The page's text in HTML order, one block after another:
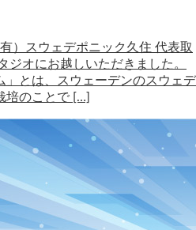
）スウェデポニック久住 代表取
ジオにお越しいただきました。
」とは、スウェーデンのスウェデ
培のことで […]